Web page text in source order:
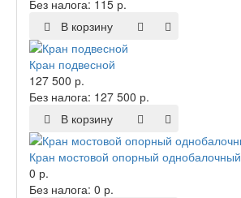
Без налога: 115 р.
В корзину
Кран подвесной
127 500 р.
Без налога: 127 500 р.
В корзину
Кран мостовой опорный однобалочный
0 р.
Без налога: 0 р.